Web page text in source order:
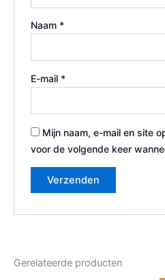
Naam *
E-mail *
Mijn naam, e-mail en site
voor de volgende keer
Gerelateerde producten